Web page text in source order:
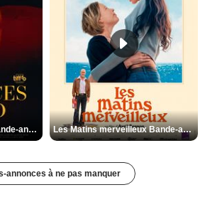
Les Silences de Riyad Bande-annonce VO STFR Les Matins merveilleux Bande-annonce VF
annonces à ne pas manquer